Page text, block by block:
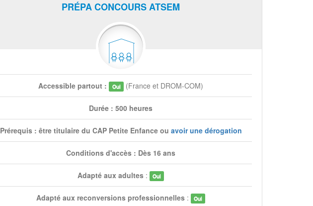
PRÉPA CONCOURS ATSEM
Accessible partout : Oui (France et DROM-COM)
Durée : 500 heures
Prérequis : être titulaire du CAP Petite Enfance ou avoir une dérogation
Conditions d'accès : Dès 16 ans
Adapté aux adultes: Oui
Adapté aux reconversions professionnelles: Oui